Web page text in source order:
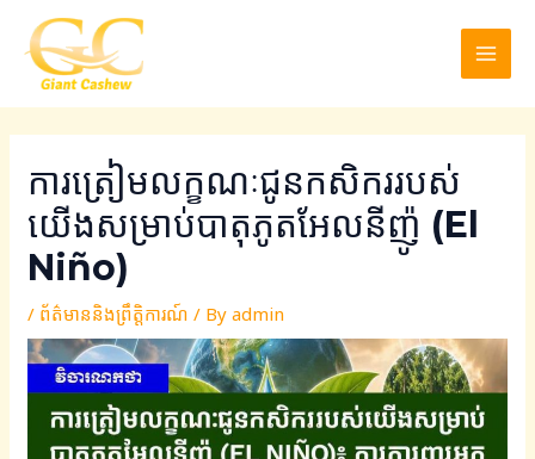
content
ការត្រៀមលក្ខណៈជូនកសិកររបស់
យើងសម្រាប់បាតុភូតអែលនីញ៉ូ (El
Niño)
/ ព័ត៌មាននិងព្រឹត្តិការណ៍ / Byadmin
navigation